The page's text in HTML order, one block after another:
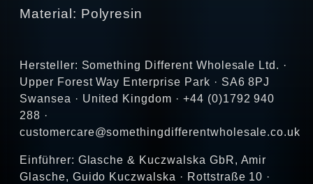
Material: Polyresin
Hersteller: Something Different Wholesale Ltd. ·
Upper Forest Way Enterprise Park · SA6 8PJ
Swansea · United Kingdom · +44 (0)1792 940
288 ·
customercare@somethingdifferentwholesale.co.uk
Einführer: Glasche & Kuczwalska GbR, Amir
Glasche, Guido Kuczwalska · Rottstraße 10 ·